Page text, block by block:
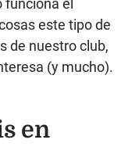
el
este tipo de
de nuestro club,
(y mucho).
en